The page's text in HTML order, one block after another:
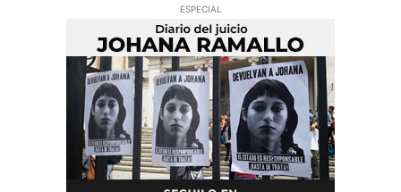
ESPECIAL